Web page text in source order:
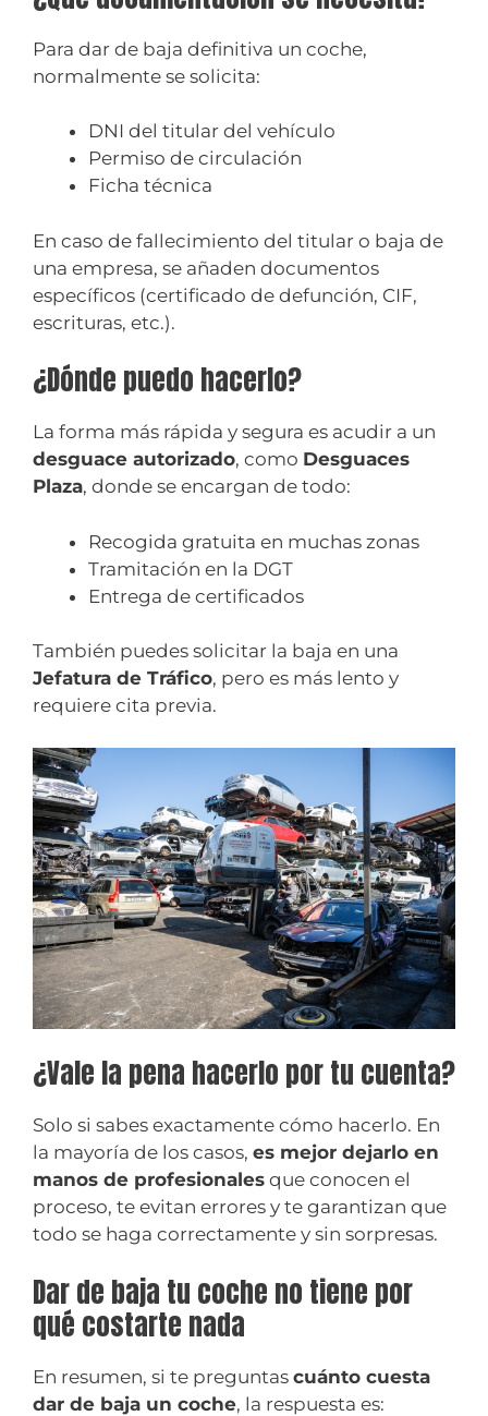
Para dar de baja definitiva un coche,
normalmente se solicita:
DNI del titular del vehículo
Permiso de circulación
Ficha técnica
En caso de fallecimiento del titular o baja de
una empresa, se añaden documentos
específicos (certificado de defunción, CIF,
escrituras, etc.).
¿Dónde puedo hacerlo?
La forma más rápida y segura es acudir a un
desguace autorizado, como Desguaces
Plaza, donde se encargan de todo:
Recogida gratuita en muchas zonas
Tramitación en la DGT
Entrega de certificados
También puedes solicitar la baja en una
Jefatura de Tráfico, pero es más lento y
requiere cita previa.
¿Vale la pena hacerlo por tu cuenta?
Solo si sabes exactamente cómo hacerlo. En
la mayoría de los casos, es mejor dejarlo en
manos de profesionales que conocen el
proceso, te evitan errores y te garantizan que
todo se haga correctamente y sin sorpresas.
Dar de baja tu coche no tiene por
qué costarte nada
En resumen, si te preguntas cuánto cuesta
dar de baja un coche, la respuesta es: